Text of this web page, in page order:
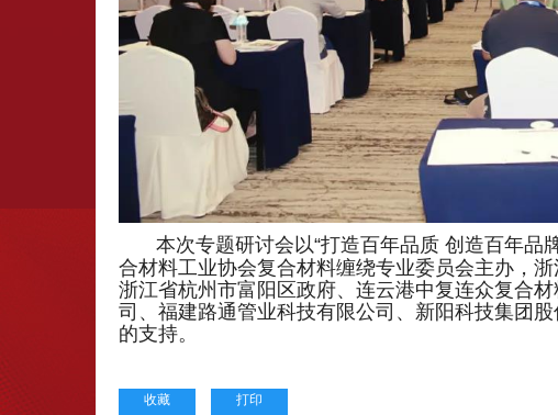
本次专题研讨会以“打造百年品质 创造百年品
合材料工业协会复合材料缠绕专业委员会主办，
浙江省杭州市富阳区政府、连云港中复连众复合
司、福建路通管业科技有限公司、新阳科技集团
的支持。
收藏 打印